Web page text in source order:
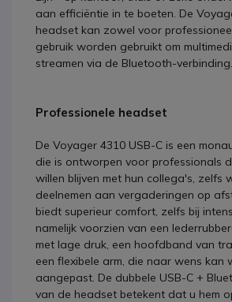
aan efficiëntie in te boeten. De
headset kan zowel voor
gebruik worden gebruikt om
streamen via de Bluetooth-verbinding.
Professionele headset
De Voyager 4310 USB-C is een
die is ontworpen voor professionals
willen blijven met hun collega's, zelfs
deelnemen aan vergaderingen op
biedt superieur comfort, zelfs bij
namelijk voorzien van een
met lage druk, een hoofdband van
een flexibele arm, die naar wens kan
aangepast. De dubbele USB-C +
van de headset betekent dat u hem